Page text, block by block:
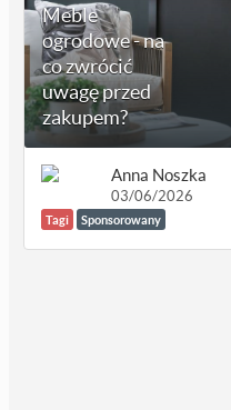
Meble
ogrodowe - na
co zwrócić
uwagę przed
zakupem?
Anna Noszka
03/06/2026
Tagi Sponsorowany